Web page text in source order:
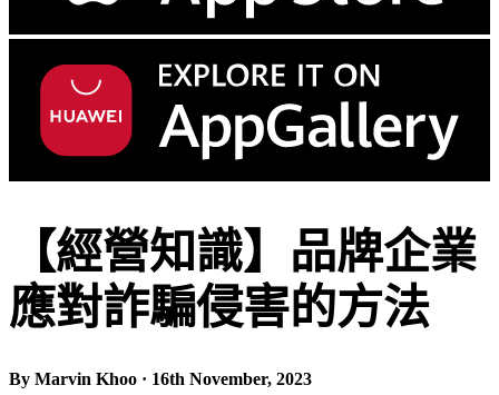
【經營知識】品牌企業
應對詐騙侵害的方法
By Marvin Khoo · 16th November, 2023